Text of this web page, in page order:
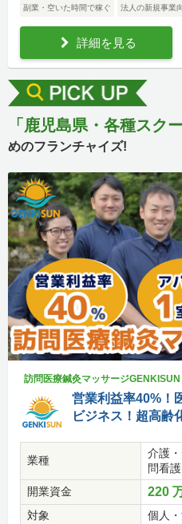
副業・空いた時間で稼ぐ 法人の新規事業
詳細を見る
「鹿児島県・各種スクー
めのフランチャイズ!
訪問医療鍼灸マッサージGENKISUN
営業利益率40%！
ビジネス！超高齢
業種
介護
問看
開業資金
220
対象 個人